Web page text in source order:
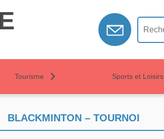
Tourisme Sports et Loisirs
BLACKMINTON – TOURNOI